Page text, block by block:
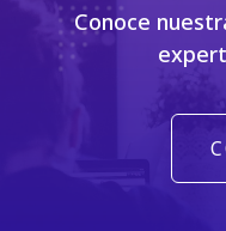
Conoce